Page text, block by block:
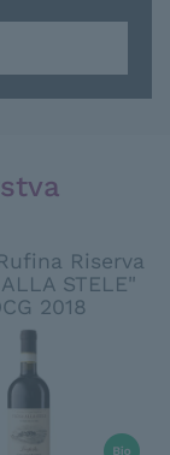
Riserva
STELE"
2018